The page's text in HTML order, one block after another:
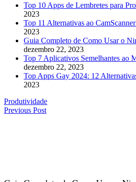
Top 10 Apps de Lembretes para
2023
Top 11 Alternativas ao
2023
Guia Completo de Como Usar o
dezembro 22, 2023
Top 7 Aplicativos Semelhantes ao
dezembro 22, 2023
Top Apps Gay 2024: 12
2023
Produtividade
Previous Post